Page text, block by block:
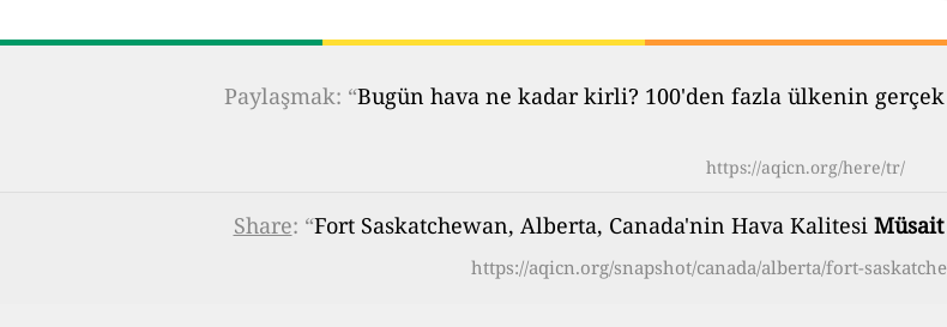
Paylaşmak: “Bugün hava ne kadar kirli? 100'den fazla ülkenin
https://aqicn.org/here/tr/
Share: “Fort Saskatchewan, Alberta, Canada'nin Hava Kalitesi
https://aqicn.org/snapshot/canada/alberta/fort-